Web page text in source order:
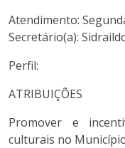
Atendimento:
Secretário(a):
Perfil:
ATRIBUIÇÕES
Promover e
culturais no